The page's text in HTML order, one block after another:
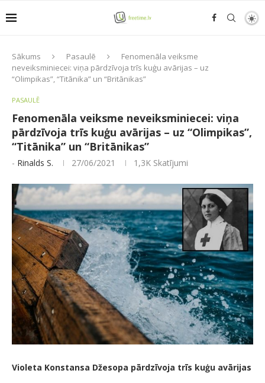
Sākums Pasaulē
Fenomenāla veiksme
neveiksminiecei: viņa pārdzīvoja trīs kuģu avārijas – uz
“Olimpikas”, “Titānika” un “Britānikas”
PASAULĒ
Fenomenāla veiksme neveiksminiecei: viņa
pārdzīvoja trīs kuģu avārijas – uz “Olimpikas”,
“Titānika” un “Britānikas”
- Rinalds S. 27/06/2021 1,3K Skatījumi
Violeta Konstansa Džesopa pārdzīvoja trīs kuģu avārijas